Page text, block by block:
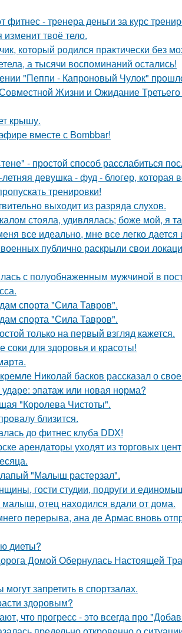
фитнес - тренера деньги за курс
твоё тело.
который родился практически без
а тысячи воспоминаний остались!
"Пеппи - Капроновый Чулок"
Жизни и Ожидание
крышу.
вместе с Bombbar!
- простой способ расслабиться
летняя девушка - фуд - блогер,
тренировки!
выходит из разряда слухов.
стояла, удивлялась; боже мой, я
все идеально, мне все легко
публично раскрыли свои
с полуобнаженным мужчиной в
спорта "Сила Тавров".
спорта "Сила Тавров".
только на первый взгляд кажется.
для здоровья и красоты!
Николай басков рассказал о
эпатаж или новая норма?
"Королева Чистоты".
близится.
до фитнес клуба DDX!
арендаторы уходят из торговых
"Малыш растерзал".
гости студии, подруги и
малыш, отец находился вдали от дома.
перерыва, ана де Армас вновь
диеты?
Домой Обернулась Настоящей
запретить в спортзалах.
здоровым?
что прогресс - это всегда про